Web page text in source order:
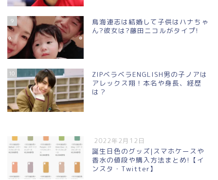
9
鳥海連志は結婚して子供はハナちゃ
ん?彼女は?藤田ニコルがタイプ!
10
ZIPベラベラENGLISH男の子ノアは
アレックス翔！本名や身長、経歴
は？
2022年2月12日
誕生日色のグッズ|スマホケースや
香水の値段や購入方法まとめ!【イ
ンスタ・Twitter】